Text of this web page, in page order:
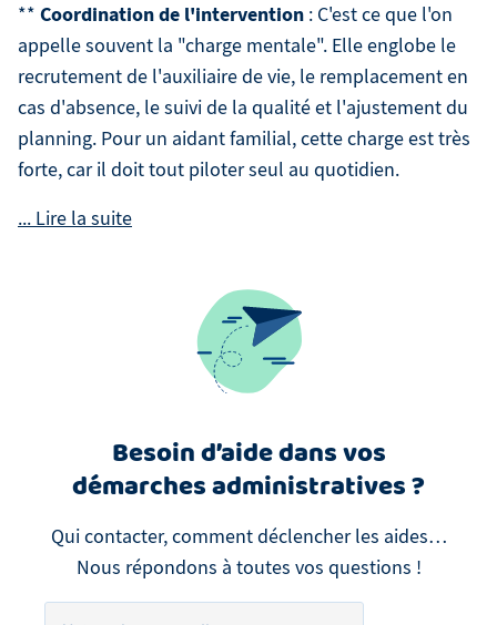
** Coordination de l'intervention : C'est ce que l'on
appelle souvent la "charge mentale". Elle englobe le
recrutement de l'auxiliaire de vie, le remplacement en
cas d'absence, le suivi de la qualité et l'ajustement du
planning. Pour un aidant familial, cette charge est très
forte, car il doit tout piloter seul au quotidien.
Besoin d’aide dans vos
démarches administratives ?
Qui contacter, comment déclencher les aides…
Nous répondons à toutes vos questions !